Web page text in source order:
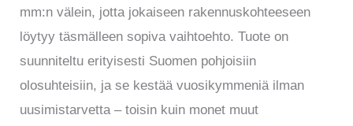
mm:n välein, jotta jokaiseen rakennuskohteeseen
löytyy täsmälleen sopiva vaihtoehto. Tuote on
suunniteltu erityisesti Suomen pohjoisiin
olosuhteisiin, ja se kestää vuosikymmeniä ilman
uusimistarvetta – toisin kuin monet muut